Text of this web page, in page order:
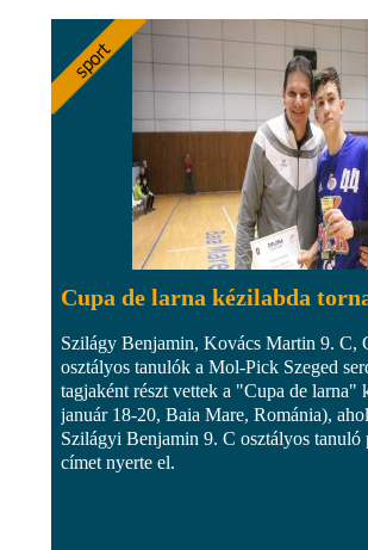
Cupa de larna kézilabda
Szilágy Benjamin, Kovács Martin 9. C,
osztályos tanulók a Mol-Pick Szeged
tagjaként részt vettek a "Cupa de larna"
január 18-20, Baia Mare, Románia),
Szilágyi Benjamin 9. C osztályos
címet nyerte el.